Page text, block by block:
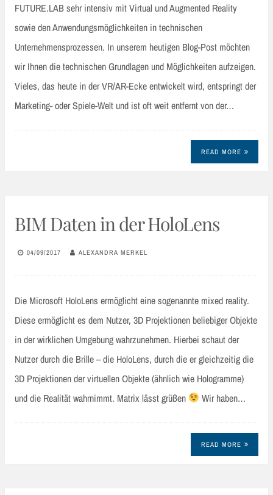
FUTURE.LAB sehr intensiv mit Virtual und Augmented Reality
sowie den Anwendungsmöglichkeiten in technischen
Unternehmensprozessen. In unserem heutigen Blog-Post möchten
wir Ihnen die technischen Grundlagen und Möglichkeiten aufzeigen.
Vieles, das heute in der VR/AR-Ecke entwickelt wird, entspringt der
Marketing- oder Spiele-Welt und ist oft weit entfernt von der…
READ MORE
BIM Daten in der HoloLens
04/09/2017 ALEXANDRA MERKEL
Die Microsoft HoloLens ermöglicht eine sogenannte mixed reality.
Diese ermöglicht es dem Nutzer, 3D Projektionen beliebiger Objekte
in der wirklichen Umgebung wahrzunehmen. Hierbei schaut der
Nutzer durch die Brille – die HoloLens, durch die er gleichzeitig die
3D Projektionen der virtuellen Objekte (ähnlich wie Hologramme)
und die Realität wahrnimmt. Matrix lässt grüßen
Wir haben…
READ MORE